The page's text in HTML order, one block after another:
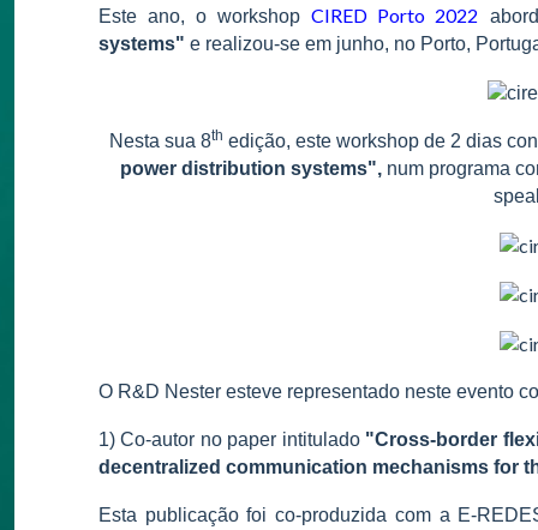
Este ano, o workshopCIRED Porto 2022
systems" e realizou-se em junho, no Porto,
Nesta sua 8th edição, este workshop de 2 dias
power distribution systems",num programa
O R&D Nester esteve representado neste evento
1) Co-autor no paper intitulado "Cross-border
decentralized communication mechanisms for
Esta publicação foi co-produzida com a E-